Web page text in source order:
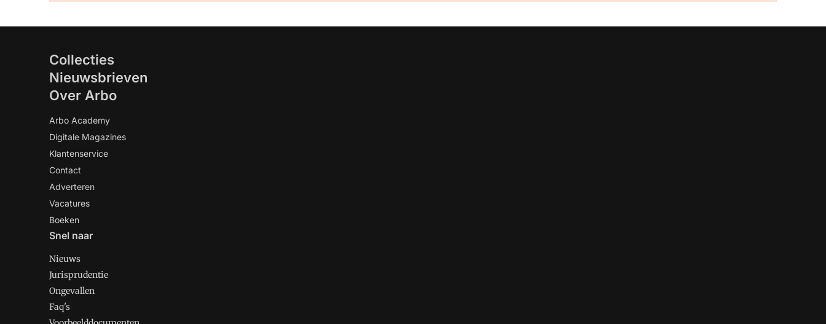
Collecties
Nieuwsbrieven
Over Arbo
Arbo Academy
Digitale Magazines
Klantenservice
Contact
Adverteren
Vacatures
Boeken
Snel naar
Nieuws
Jurisprudentie
Ongevallen
Faq's